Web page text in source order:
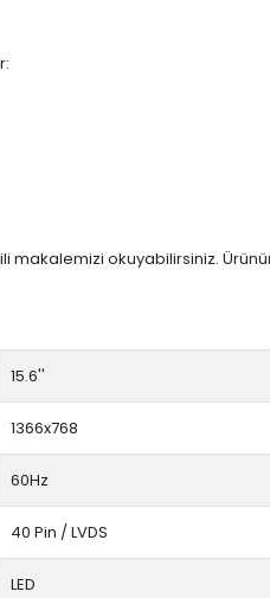
makalemizi okuyabilirsiniz.
15.6''
1366x768
60Hz
40 Pin / LVDS
LED